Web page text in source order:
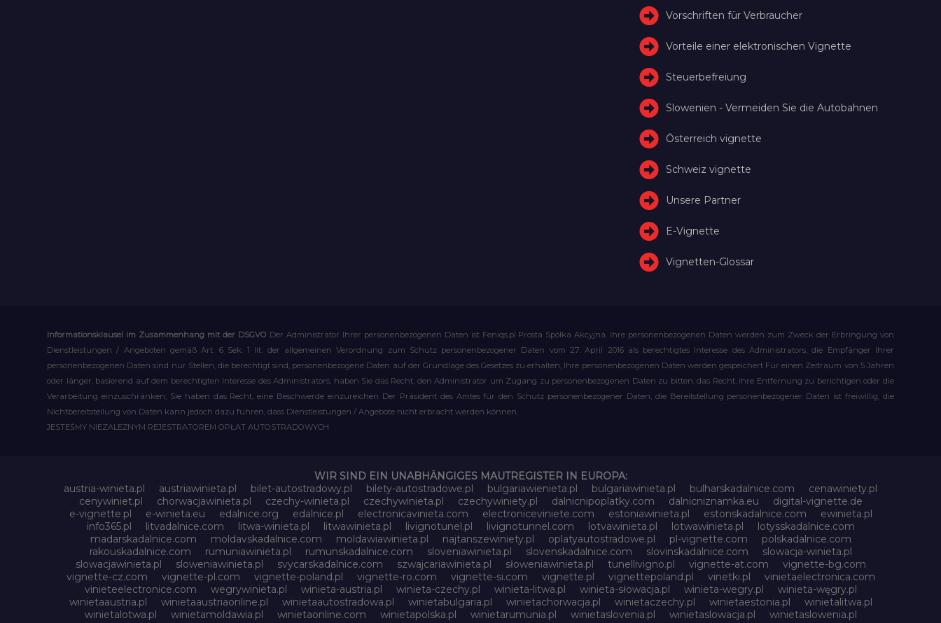
Vorschriften für Verbraucher
Vorteile einer elektronischen Vignette
Steuerbefreiung
Slowenien - Vermeiden Sie die Autobahnen
Österreich vignette
Schweiz vignette
Unsere Partner
E-Vignette
Vignetten-Glossar
Informationsklausel im Zusammenhang mit der DSGVO Der Administrator Ihrer personenbezogenen Daten ist Feniqs.pl Prosta Spółka Akcyjna. Ihre personenbezogenen Daten werden zum Zweck der Erbringung von
Dienstleistungen / Angeboten gemäß Art. 6 Sek. 1 lit. der allgemeinen Verordnung zum Schutz personenbezogener Daten vom 27. April 2016 als berechtigtes Interesse des Administrators, die Empfänger Ihrer
personenbezogenen Daten sind nur Stellen, die berechtigt sind, personenbezogene Daten auf der Grundlage des Gesetzes zu erhalten, Ihre personenbezogenen Daten werden gespeichert Für einen Zeitraum von 5 Jahren
oder länger, basierend auf dem berechtigten Interesse des Administrators, haben Sie das Recht, den Administrator um Zugang zu personenbezogenen Daten zu bitten, das Recht, ihre Entfernung zu berichtigen oder die
Verarbeitung einzuschränken, Sie haben das Recht, eine Beschwerde einzureichen Der Präsident des Amtes für den Schutz personenbezogener Daten, die Bereitstellung personenbezogener Daten ist freiwillig, die
Nichtbereitstellung von Daten kann jedoch dazu führen, dass Dienstleistungen / Angebote nicht erbracht werden können.
JESTEŚMY NIEZALEŻNYM REJESTRATOREM OPŁAT AUTOSTRADOWYCH
WIR SIND EIN UNABHÄNGIGES MAUTREGISTER IN EUROPA:
austria-winieta.pl
austriawinieta.pl bilet-autostradowy.pl bilety-autostradowe.pl bulgariawienieta.pl bulgariawinieta.pl bulharskadalnice.com
cenawiniety.pl
cenywiniet.pl
chorwacjawinieta.pl czechy-winieta.pl czechywinieta.pl czechywiniety.pl dalnicnipoplatky.com dalnicniznamka.eu
digital-vignette.de
e-vignette.pl
e-winieta.eu edalnice.org edalnice.pl electronicavinieta.com electroniceviniete.com estoniawinieta.pl estonskadalnice.com
ewinieta.pl
info365.pl
litvadalnice.com litwa-winieta.pl litwawinieta.pl livignotunel.pl livignotunnel.com lotvawinieta.pl lotwawinieta.pl
lotysskadalnice.com
madarskadalnice.com
moldavskadalnice.com moldawiawinieta.pl najtanszewiniety.pl oplatyautostradowe.pl pl-vignette.com
polskadalnice.com
rakouskadalnice.com
rumuniawinieta.pl rumunskadalnice.com sloveniawinieta.pl slovenskadalnice.com slovinskadalnice.com
slowacja-winieta.pl
slowacjawinieta.pl
sloweniawinieta.pl svycarskadalnice.com szwajcariawinieta.pl słoweniawinieta.pl tunellivigno.pl vignette-at.com
vignette-bg.com
vignette-cz.com
vignette-pl.com vignette-poland.pl vignette-ro.com vignette-si.com vignette.pl vignettepoland.pl vinetki.pl
vinietaelectronica.com
vinieteelectronice.com
wegrywinieta.pl winieta-austria.pl winieta-czechy.pl winieta-litwa.pl winieta-słowacja.pl winieta-wegry.pl
winieta-węgry.pl
winietaaustria.pl
winietaaustriaonline.pl winietaautostradowa.pl winietabulgaria.pl winietachorwacja.pl winietaczechy.pl winietaestonia.pl
winietalitwa.pl
winietalotwa.pl
winietamoldawia.pl winietaonline.com winietapolska.pl winietarumunia.pl winietaslovenia.pl winietaslowacja.pl
winietaslowenia.pl